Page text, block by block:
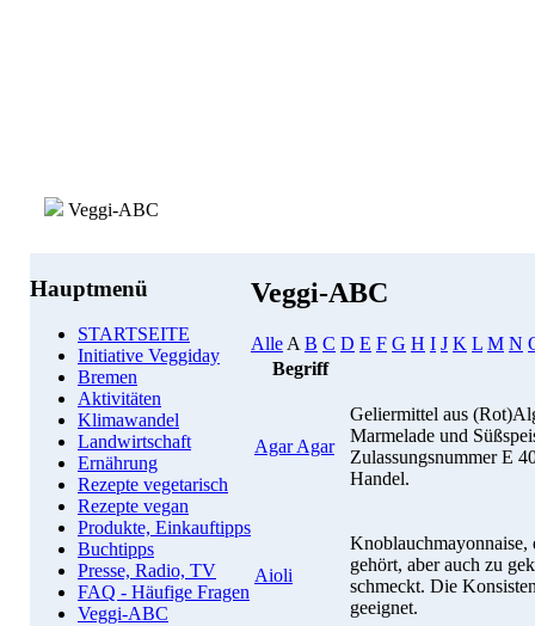
Veggi-ABC
Hauptmenü
STARTSEITE
Initiative Veggiday
Bremen
Aktivitäten
Klimawandel
Landwirtschaft
Ernährung
Rezepte vegetarisch
Rezepte vegan
Produkte, Einkauftipps
Buchtipps
Presse, Radio, TV
FAQ - Häufige Fragen
Veggi-ABC
Veggi-ABC
Alle A B C D E F G H I J K L M N
Begriff
Agar Agar
Geliermittel aus
Marmelade und
Zulassungsnummer E
Handel.
Aioli
Knoblauchmayonnaise,
gehört, aber auch zu
schmeckt. Die
geeignet.